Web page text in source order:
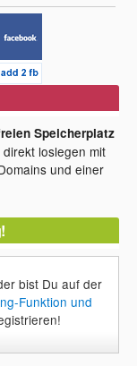
Speicherplatz
loslegen mit
und einer
bist Du auf der
Funktion und